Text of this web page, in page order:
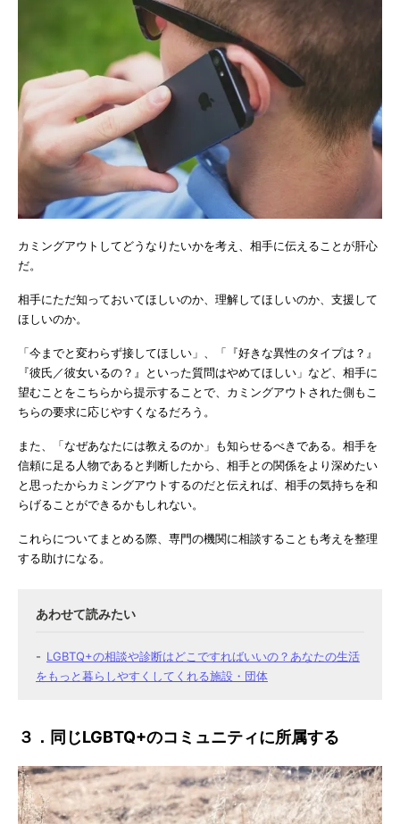
カミングアウトしてどうなりたいかを考え、相手に伝えることが肝心
だ。
相手にただ知っておいてほしいのか、理解してほしいのか、支援して
ほしいのか。
「今までと変わらず接してほしい」、「『好きな異性のタイプは？』
『彼氏／彼女いるの？』といった質問はやめてほしい」など、相手に
望むことをこちらから提示することで、カミングアウトされた側もこ
ちらの要求に応じやすくなるだろう。
また、「なぜあなたには教えるのか」も知らせるべきである。相手を
信頼に足る人物であると判断したから、相手との関係をより深めたい
と思ったからカミングアウトするのだと伝えれば、相手の気持ちを和
らげることができるかもしれない。
これらについてまとめる際、専門の機関に相談することも考えを整理
する助けになる。
LGBTQ+の相談や診断はどこですればいいの？あなたの生活
をもっと暮らしやすくしてくれる施設・団体
３．同じLGBTQ+のコミュニティに所属する